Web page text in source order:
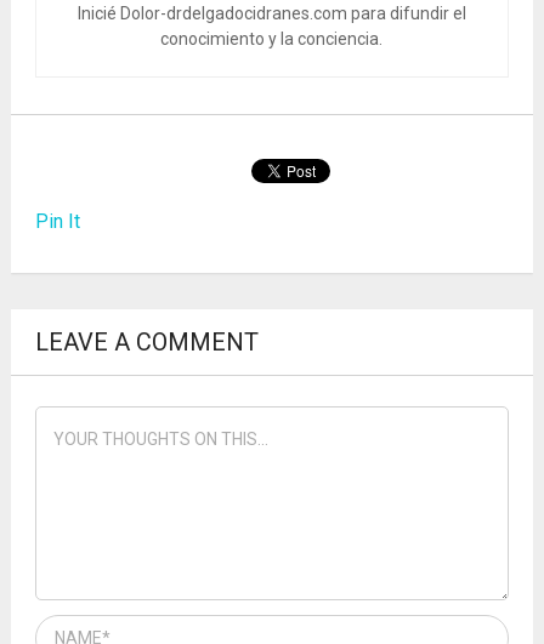
Inicié Dolor-drdelgadocidranes.com para difundir el
conocimiento y la conciencia.
Pin It
LEAVE A COMMENT